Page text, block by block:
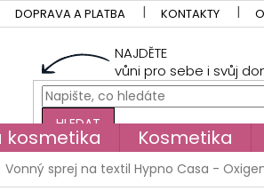
DOPRAVA A PLATBA KONTAKTY
NAJDĚTE
vůni pro sebe i svůj
HLEDAT
kosmetika Kosmetika
Vonný sprej na textil Hypno Casa -